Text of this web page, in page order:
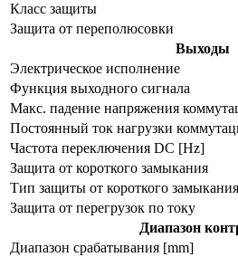
Класс защиты
Защита от переполюсовки
Выходы
Электрическое исполнение
Функция выходного сигнала
Макс. падение напряжения
Постоянный ток нагрузки
Частота переключения DC [Hz]
Защита от короткого замыкания
Тип защиты от короткого замыкания
Защита от перегрузок по току
Диапазон
Диапазон срабатывания [mm]